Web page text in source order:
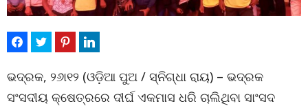
ଭଦ୍ରକ, ୨୬ା୧୨ (ଓଡ଼ିଆ ପୁଅ / ସ୍ନିଗ୍ଧା ରାୟ) – ଭଦ୍ରକ
ସଂସଦୀୟ କ୍ଷେତ୍ରରେ ଦୀର୍ଘ ଏକମାସ ଧରି ଚାଲିଥିବା ସାଂସଦ